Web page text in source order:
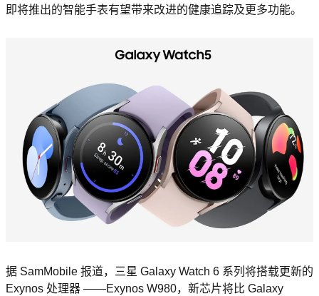
即将推出的智能手表有望带来改进的健康追踪及更多功能。
据 SamMobile 报道，三星 Galaxy Watch 6 系列将搭载更新的
Exynos 处理器 ——Exynos W980，新芯片将比 Galaxy